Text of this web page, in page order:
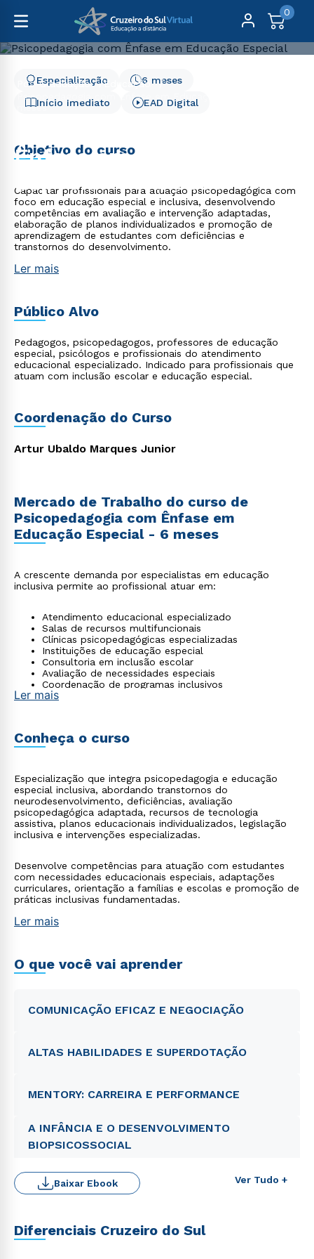
0
Pós-Graduação
Educação
Psicopedagogia com Ênfase em Educação Especial - 6
meses
Ênfase em Educação
Especial - 6 meses
Início Imediato
6 meses
Especialização
EAD Digital
Objetivo do curso
Capacitar profissionais para atuação psicopedagógica com
foco em educação especial e inclusiva, desenvolvendo
competências em avaliação e intervenção adaptadas,
elaboração de planos individualizados e promoção de
aprendizagem de estudantes com deficiências e
transtornos do desenvolvimento.
Ler mais
Público Alvo
Pedagogos, psicopedagogos, professores de educação
especial, psicólogos e profissionais do atendimento
educacional especializado. Indicado para profissionais que
atuam com inclusão escolar e educação especial.
Coordenação do Curso
Artur Ubaldo Marques Junior
Mercado de Trabalho do curso de
Psicopedagogia com Ênfase em
Educação Especial - 6 meses
A crescente demanda por especialistas em educação
inclusiva permite ao profissional atuar em:
Atendimento educacional especializado
Salas de recursos multifuncionais
Clínicas psicopedagógicas especializadas
Instituições de educação especial
Consultoria em inclusão escolar
Avaliação de necessidades especiais
Coordenação de programas inclusivos
Ler mais
Conheça o curso
Especialização que integra psicopedagogia e educação
especial inclusiva, abordando transtornos do
neurodesenvolvimento, deficiências, avaliação
psicopedagógica adaptada, recursos de tecnologia
assistiva, planos educacionais individualizados, legislação
inclusiva e intervenções especializadas.
Desenvolve competências para atuação com estudantes
com necessidades educacionais especiais, adaptações
curriculares, orientação a famílias e escolas e promoção de
práticas inclusivas fundamentadas.
Ler mais
O que você vai aprender
COMUNICAÇÃO EFICAZ E NEGOCIAÇÃO
ALTAS HABILIDADES E SUPERDOTAÇÃO
MENTORY: CARREIRA E PERFORMANCE
A INFÂNCIA E O DESENVOLVIMENTO
BIOPSICOSSOCIAL
Ver Tudo +
Baixar Ebook
Diferenciais Cruzeiro do Sul